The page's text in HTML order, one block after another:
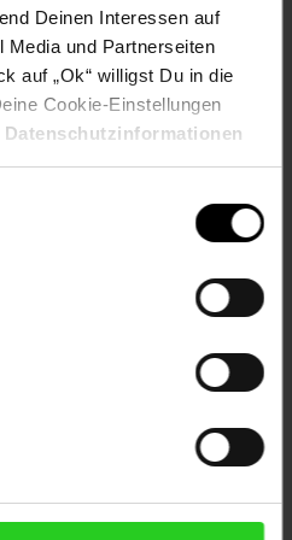
Deinen Interessen auf
Media und Partnerseiten
auf „Ok“ willigst Du in die
Cookie-Einstellungen
Datenschutzinformationen
und Korpus: ca. 16 mm
Küchen-Regale